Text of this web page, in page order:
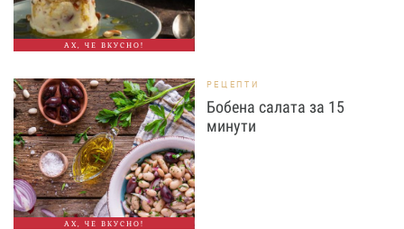
АХ, ЧЕ ВКУСНО!
АХ, ЧЕ ВКУСНО!
РЕЦЕПТИ
Бобена салата за 15
минути